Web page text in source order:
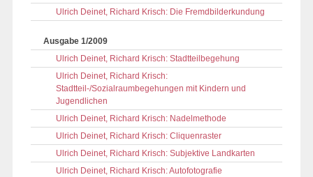
Ulrich Deinet, Richard Krisch: Die Fremdbilderkundung
Ausgabe 1/2009
Ulrich Deinet, Richard Krisch: Stadtteilbegehung
Ulrich Deinet, Richard Krisch:
Stadtteil-/Sozialraumbegehungen mit Kindern und
Jugendlichen
Ulrich Deinet, Richard Krisch: Nadelmethode
Ulrich Deinet, Richard Krisch: Cliquenraster
Ulrich Deinet, Richard Krisch: Subjektive Landkarten
Ulrich Deinet, Richard Krisch: Autofotografie